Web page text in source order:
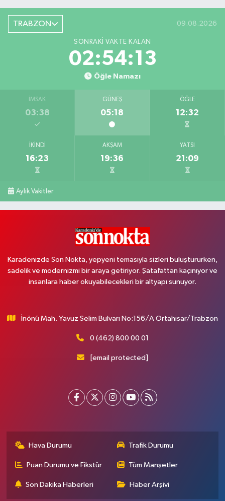
TRABZON 09.08.2026
SONRAKI VAKTE KALAN
02:54:12
Öğle Namazı
İMSAK
03:38
GÜNEŞ
05:18
ÖĞLE
12:32
İKINDI
16:23
AKŞAM
19:36
YATSI
21:09
Aylık Vakitler
Karadenizde Son Nokta, yepyeni temasıyla sizleri buluştururken,
sadelik ve modernizmi bir araya getiriyor. Şatafattan kaçınıyor ve
insanlara haber okuyabilecekleri bir altyapı sunuyor.
İnönü Mah. Yavuz Selim Bulvarı No:156/A Ortahisar/Trabzon
0 (462) 800 00 01
[email protected]
Hava Durumu Trafik Durumu
Puan Durumu ve Fikstür Tüm Manşetler
Son Dakika Haberleri Haber Arşivi